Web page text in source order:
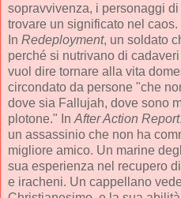
sopravvivenza, i personaggi
trovare un significato nel caos.
In Redeployment, un soldato
perché si nutrivano di
vuol dire tornare alla vita
circondato da persone "che
dove sia Fallujah, dove sono
plotone." In After Action Report
un assassinio che non ha
migliore amico. Un marine
sua esperienza nel recupero
e iracheni. Un cappellano